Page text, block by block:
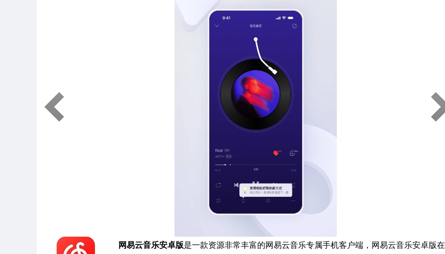
网易云音乐安卓版是一款资源非常丰富的网易云音乐专属手机客户端，网易云音乐安卓版在